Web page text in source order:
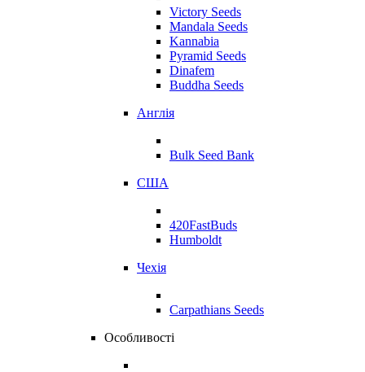
Victory Seeds
Mandala Seeds
Kannabia
Pyramid Seeds
Dinafem
Buddha Seeds
Англія
Bulk Seed Bank
США
420FastBuds
Humboldt
Чехія
Carpathians Seeds
Особливості